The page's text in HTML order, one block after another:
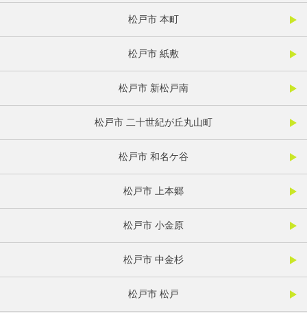
松戸市 本町
松戸市 紙敷
松戸市 新松戸南
松戸市 二十世紀が丘丸山町
松戸市 和名ケ谷
松戸市 上本郷
松戸市 小金原
松戸市 中金杉
松戸市 松戸